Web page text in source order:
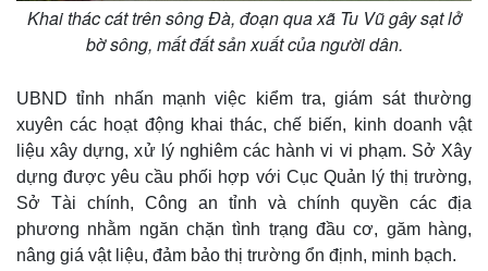
Khai thác cát trên sông Đà, đoạn qua xã Tu Vũ gây sạt lở
bờ sông, mất đất sản xuất của người dân.
UBND tỉnh nhấn mạnh việc kiểm tra, giám sát thường
xuyên các hoạt động khai thác, chế biến, kinh doanh vật
liệu xây dựng, xử lý nghiêm các hành vi vi phạm. Sở Xây
dựng được yêu cầu phối hợp với Cục Quản lý thị trường,
Sở Tài chính, Công an tỉnh và chính quyền các địa
phương nhằm ngăn chặn tình trạng đầu cơ, găm hàng,
nâng giá vật liệu, đảm bảo thị trường ổn định, minh bạch.